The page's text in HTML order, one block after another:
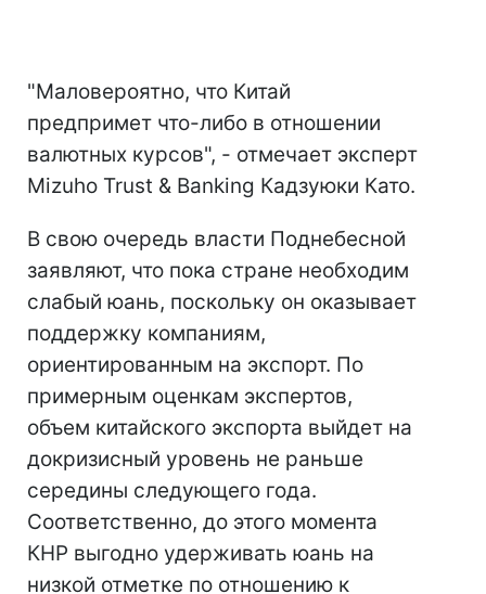
"Маловероятно, что Китай
предпримет что-либо в отношении
валютных курсов", - отмечает эксперт
Mizuho Trust & Banking Кадзуюки Като.
В свою очередь власти Поднебесной
заявляют, что пока стране необходим
слабый юань, поскольку он оказывает
поддержку компаниям,
ориентированным на экспорт. По
примерным оценкам экспертов,
объем китайского экспорта выйдет на
докризисный уровень не раньше
середины следующего года.
Соответственно, до этого момента
КНР выгодно удерживать юань на
низкой отметке по отношению к